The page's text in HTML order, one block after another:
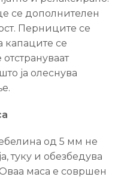
се дополнителен
Перниците се
капаците се
ја олеснува
од 5 мм не
туку и обезбедува
маса е совршен